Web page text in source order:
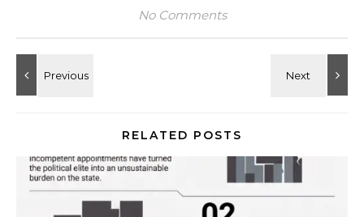
No Comments
RELATED POSTS